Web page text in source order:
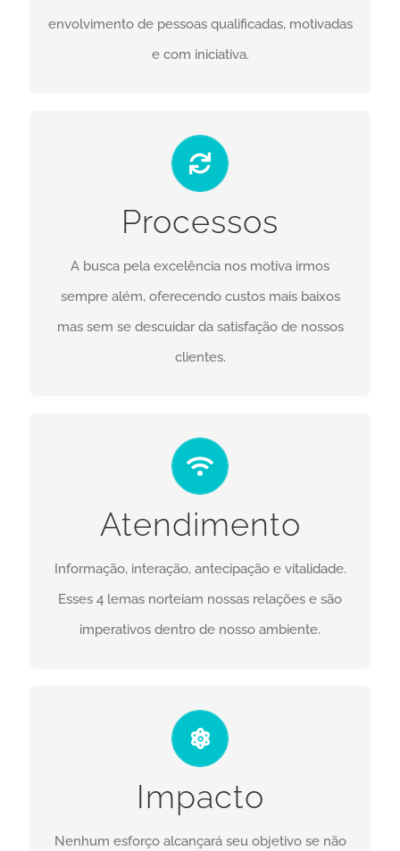
envolvimento de pessoas qualificadas, motivadas
e com iniciativa.
CONTATO
Processos
A busca pela excelência nos motiva irmos
sempre além, oferecendo custos mais baixos
mas sem se descuidar da satisfação de nossos
clientes.
MELHORIAS
Baseado na filosofia e estratégia de negócios
Lean Thinking, buscamos utilizar os recursos
eficiente.
CONTATO
Atendimento
Informação, interação, antecipação e vitalidade.
Esses 4 lemas norteiam nossas relações e são
imperativos dentro de nosso ambiente.
COBERTURA
Trabalhar com emergências requer disposição e
disponibilidade. O bem estar dos pacientes
na semana.
CONTATO
Impacto
Nenhum esforço alcançará seu objetivo se não
VALOR
Através de sistemas de tratamento de água
eficientes alcançamos nosso maior objetivo,
entregar valor para o seu negócio.